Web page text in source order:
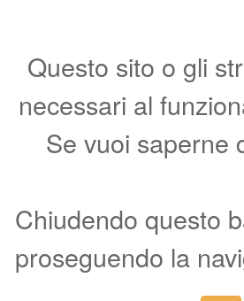
Questo sito o gli
necessari al
Se vuoi saperne
Chiudendo questo
proseguendo la